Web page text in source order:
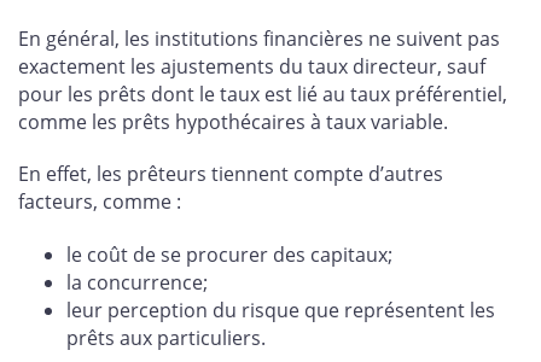
En général, les institutions financières ne suivent pas
exactement les ajustements du taux directeur, sauf
pour les prêts dont le taux est lié au taux préférentiel,
comme les prêts hypothécaires à taux variable.
En effet, les prêteurs tiennent compte d’autres
facteurs, comme :
le coût de se procurer des capitaux;
la concurrence;
leur perception du risque que représentent les
prêts aux particuliers.